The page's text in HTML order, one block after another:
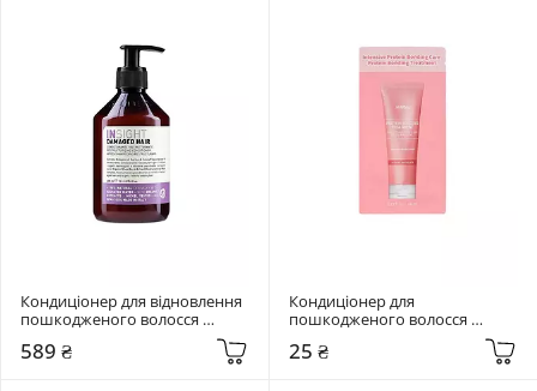
Кондиціонер для відновлення
пошкодженого волосся
Conditioner 350 мл
589 ₴
Кондиціонер для
пошкодженого волосся
"Violet Muguet" 10 мл
25 ₴